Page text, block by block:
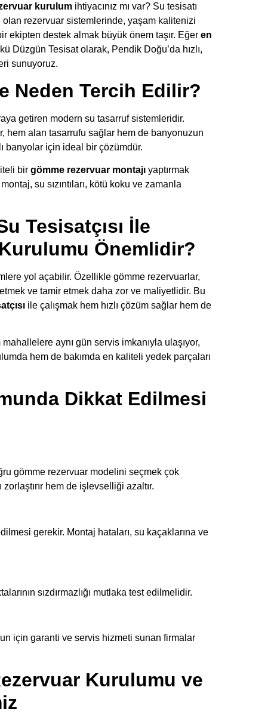
kurulumihtiyacınız mı var? Su tesisatı
rezervuar sistemlerinde, yaşam kalitenizi
ekipten destek almak büyük önem taşır. Eğer en
Düzgün Tesisat olarak, Pendik Doğu’da hızlı,
sunuyoruz.
Neden Tercih Edilir?
getiren modern su tasarruf sistemleridir.
hem alan tasarrufu sağlar hem de banyonuzun
banyolar için ideal bir çözümdür.
bir gömme rezervuar montajıyaptırmak
su sızıntıları, kötü koku ve zamanla
Tesisatçısı İle
Önemlidir?
yol açabilir. Özellikle gömme rezervuarlar,
ve tamir etmek daha zor ve maliyetlidir. Bu
ile çalışmak hem hızlı çözüm sağlar hem de
aynı gün servis imkanıyla ulaşıyor,
hem de bakımda en kaliteli yedek parçaları
Dikkat Edilmesi
gömme rezervuar modelini seçmek çok
hem de işlevselliği azaltır.
gerekir. Montaj hataları, su kaçaklarına ve
sızdırmazlığı mutlaka test edilmelidir.
için garanti ve servis hizmeti sunan firmalar
Kurulumu ve